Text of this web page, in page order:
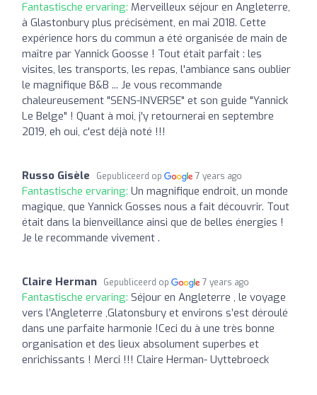
Fantastische ervaring: Merveilleux séjour en Angleterre,
à Glastonbury plus précisément, en mai 2018. Cette
expérience hors du commun a été organisée de main de
maître par Yannick Goosse ! Tout était parfait : les
visites, les transports, les repas, l'ambiance sans oublier
le magnifique B&B ... Je vous recommande
chaleureusement "SENS-INVERSE" et son guide "Yannick
Le Belge" ! Quant à moi, j'y retournerai en septembre
2019, eh oui, c'est déjà noté !!!
Russo Gisèle Gepubliceerd op 7 years ago
Fantastische ervaring: Un magnifique endroit, un monde
magique, que Yannick Gosses nous a fait découvrir. Tout
était dans la bienveillance ainsi que de belles énergies !
Je le recommande vivement .
Claire Herman Gepubliceerd op 7 years ago
Fantastische ervaring: Séjour en Angleterre , le voyage
vers l’Angleterre ,Glatonsbury et environs s’est déroulé
dans une parfaite harmonie !Ceci du à une très bonne
organisation et des lieux absolument superbes et
enrichissants ! Merci !!! Claire Herman- Uyttebroeck